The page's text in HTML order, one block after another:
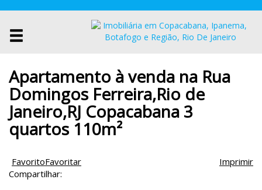
Apartamento à venda na Rua
Domingos Ferreira,Rio de
Janeiro,RJ Copacabana 3
quartos 110m²
FavoritoFavoritar
Imprimir
Compartilhar: